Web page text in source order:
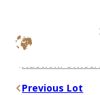
Skip
content
Auction:
Previous Lot